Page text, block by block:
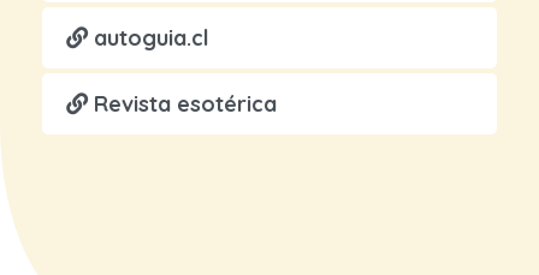
autoguia.cl
Revista esotérica